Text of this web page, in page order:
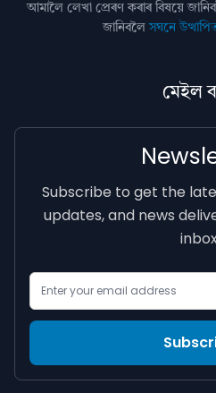
আমালৈ লেখা প্ৰেৰণ কৰাৰ বিষয়ে
জানিবলৈসঘনে
মেইল
Subscribe to get the
updates, and news